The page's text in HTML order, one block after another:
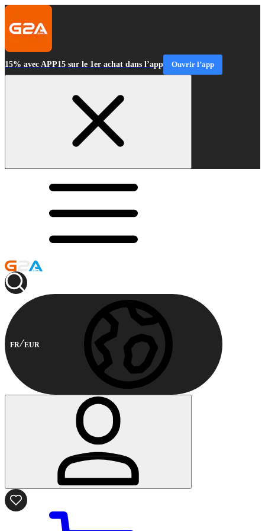
15% avec APP15 sur le 1er achat dans l’app Ouvrir l’app
FR EUR